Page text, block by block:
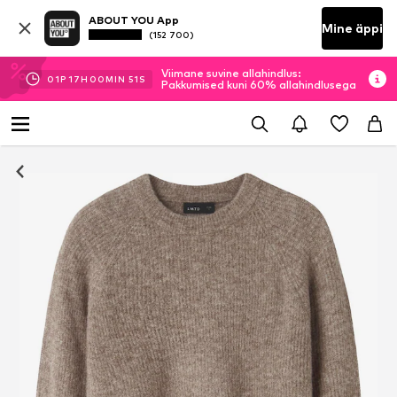
ABOUT YOU App
(152 700) Mine äppi
01P 17H 00MIN 51 S
Viimane suvine allahindlus:
Pakkumised kuni 60% allahindlusega